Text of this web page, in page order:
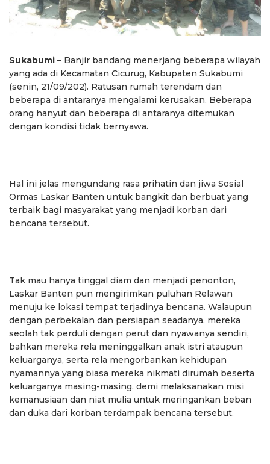
Sukabumi – Banjir bandang menerjang beberapa wilayah
yang ada di Kecamatan Cicurug, Kabupaten Sukabumi
(senin, 21/09/202). Ratusan rumah terendam dan
beberapa di antaranya mengalami kerusakan. Beberapa
orang hanyut dan beberapa di antaranya ditemukan
dengan kondisi tidak bernyawa.
Hal ini jelas mengundang rasa prihatin dan jiwa Sosial
Ormas Laskar Banten untuk bangkit dan berbuat yang
terbaik bagi masyarakat yang menjadi korban dari
bencana tersebut.
Tak mau hanya tinggal diam dan menjadi penonton,
Laskar Banten pun mengirimkan puluhan Relawan
menuju ke lokasi tempat terjadinya bencana. Walaupun
dengan perbekalan dan persiapan seadanya, mereka
seolah tak perduli dengan perut dan nyawanya sendiri,
bahkan mereka rela meninggalkan anak istri ataupun
keluarganya, serta rela mengorbankan kehidupan
nyamannya yang biasa mereka nikmati dirumah beserta
keluarganya masing-masing. demi melaksanakan misi
kemanusiaan dan niat mulia untuk meringankan beban
dan duka dari korban terdampak bencana tersebut.